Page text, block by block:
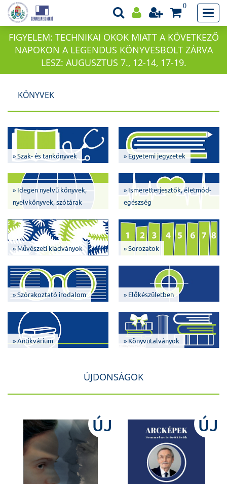
0
FIGYELEM: TECHNIKAI OKOK MIATT A KÖVETKEZŐ
NAPOKON A LEGENDUS KÖNYVESBOLT ZÁRVA
LESZ: AUGUSZTUS 7., 12-14, 17-19.
KÖNYVEK
» Szak- és tankönyvek » Egyetemi jegyzetek
» Idegen nyelvű könyvek,
nyelvkönyvek, szótárak
» Ismeretterjesztők, életmód-
egészség
» Művészeti kiadványok » Sorozatok
» Szórakoztató irodalom » Előkészületben
» Antikvárium » Könyvutalványok
ÚJDONSÁGOK
ÚJ ÚJ